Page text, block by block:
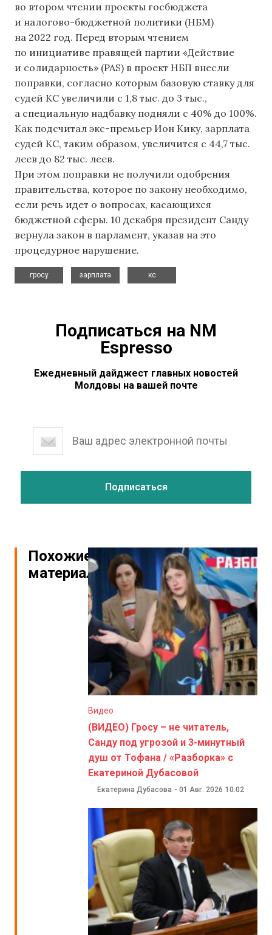
во втором чтении проекты госбюджета
и налогово-бюджетной политики (НБМ)
на 2022 год. Перед вторым чтением
по инициативе правящей партии «Действие
и солидарность» (PAS) в проект НБП внесли
поправки, согласно которым базовую ставку для
судей КС увеличили с 1,8 тыс. до 3 тыс.,
а специальную надбавку подняли с 40% до 100%.
Как подсчитал экс-премьер Ион Кику, зарплата
судей КС, таким образом, увеличится с 44,7 тыс.
леев до 82 тыс. леев.
При этом поправки не получили одобрения
правительства, которое по закону необходимо,
если речь идет о вопросах, касающихся
бюджетной сферы. 10 декабря президент Санду
вернула закон в парламент, указав на это
процедурное нарушение.
гросу
зарплата
кс
Подписаться на NM
Espresso
Ежедневный дайджест главных новостей
Молдовы на вашей почте
Похожие
материалы
Видео
(ВИДЕО) Гросу – не читатель,
Санду под угрозой и 3-минутный
душ от Тофана / «Разборка» с
Екатериной Дубасовой
Екатерина Дубасова - 01 Авг. 2026 10:02